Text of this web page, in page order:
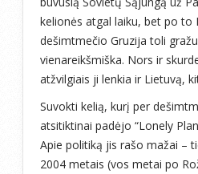
kelionės atgal laiku, bet po to
dešimtmečio Gruzija toli
vienareikšmiška. Nors ir
atžvilgiais ji lenkia ir Lietuvą,
Suvokti kelią, kurį per
atsitiktinai padėjo “Lonely
Apie politiką jis rašo mažai –
2004 metais (vos metai po